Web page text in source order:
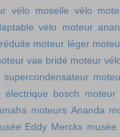
vélo moselle vélo
vélo
moteur
moteur léger
vae bridé moteur
électrique bosch
moteur
moteurs Ananda
Eddy Merckx